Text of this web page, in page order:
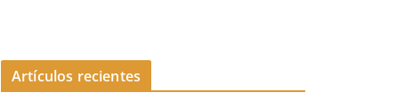
Artículos recientes